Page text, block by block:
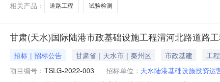
相关产品：
道路工程 试验检测
甘肃(天水)国际陆港市政基础设施工程渭河北路道路
招标｜招标公告 甘肃省｜天水市｜秦州区 市政基建
工程
项目编号： TSLG-2022-003 招标单位： 天水陆港基础设施投资运